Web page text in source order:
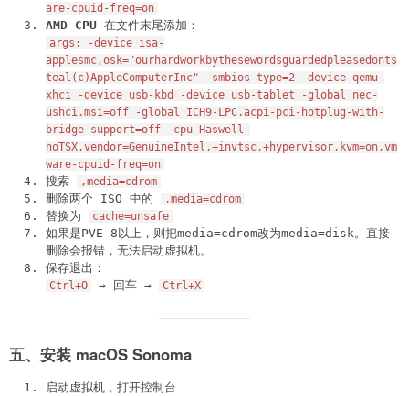
are-cpuid-freq=on
AMD CPU 在文件末尾添加：
args: -device isa-
applesmc,osk="ourhardworkbythesewordsguardedpleasedonts
teal(c)AppleComputerInc" -smbios type=2 -device qemu-
xhci -device usb-kbd -device usb-tablet -global nec-
ushci.msi=off -global ICH9-LPC.acpi-pci-hotplug-with-
bridge-support=off -cpu Haswell-
noTSX,vendor=GenuineIntel,+invtsc,+hypervisor,kvm=on,vm
ware-cpuid-freq=on
搜索 ,media=cdrom
删除两个 ISO 中的 ,media=cdrom
替换为 cache=unsafe
如果是PVE 8以上，则把media=cdrom改为media=disk。直接
删除会报错，无法启动虚拟机。
保存退出：
Ctrl+O → 回车 → Ctrl+X
五、安装 macOS Sonoma
启动虚拟机，打开控制台